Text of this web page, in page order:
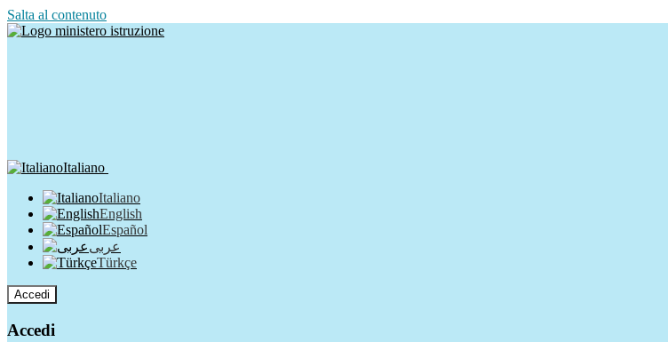
Salta al contenuto
Italiano
Italiano
English
Español
عربى
Türkçe
Accedi
Accedi